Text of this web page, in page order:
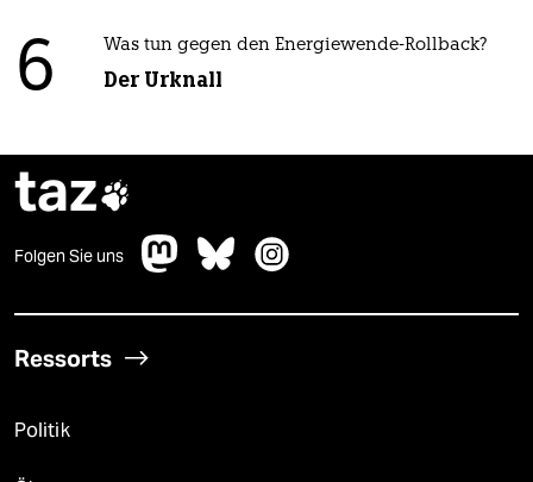
6 Was tun gegen den Energiewende-Rollback?
Der Urknall
taz
Folgen Sie uns
Ressorts
Politik